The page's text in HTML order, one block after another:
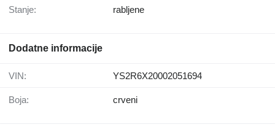
Stanje: rabljene
Dodatne informacije
VIN: YS2R6X20002051694
Boja: crveni